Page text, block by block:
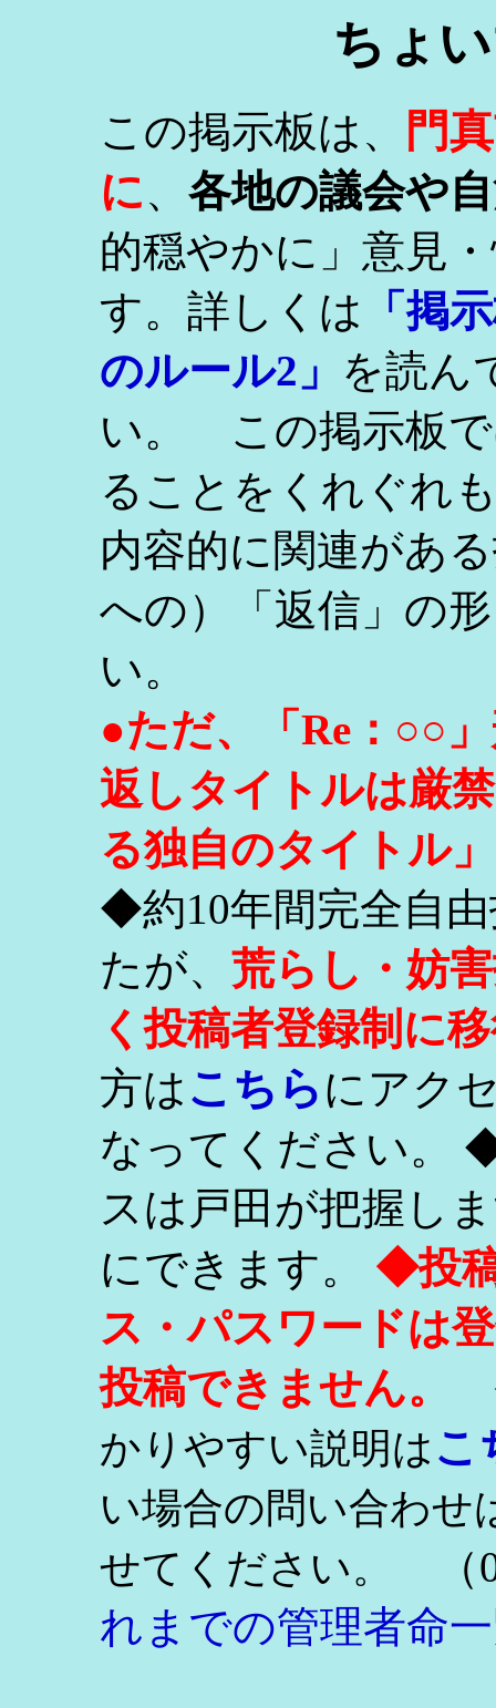
ちょ
この掲示板は、
門
に、 各地の議会や
的穏やかに」意見
す。詳しくは
「掲
のルール2」 を読ん
い。 この掲示板で
ることをくれぐれ
内容的に関連があ
への）「返信」の
い。
●ただ、「Re：○○
返しタイトルは厳
る独自のタイトル
◆約10年間完全自
たが、 荒らし・妨
く投稿者登録制に
方はこちらにアク
なってください。
スは戸田が把握し
にできます。 ◆投
ス・パスワードは
投稿できません。
かりやすい説明はこ
い場合の問い合わせ
せてください。
（
れまでの管理者命